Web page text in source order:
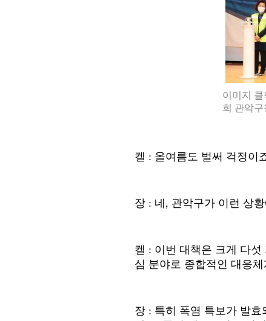
이미지
희 관악구
켈 : 올여름도 벌써 걱정이
장 : 네 , 관악구가 이런 상
켈 : 이번 대책은 크게 다
심 분야로 종합적인 대응
장 : 특히 폭염 특보가 발효